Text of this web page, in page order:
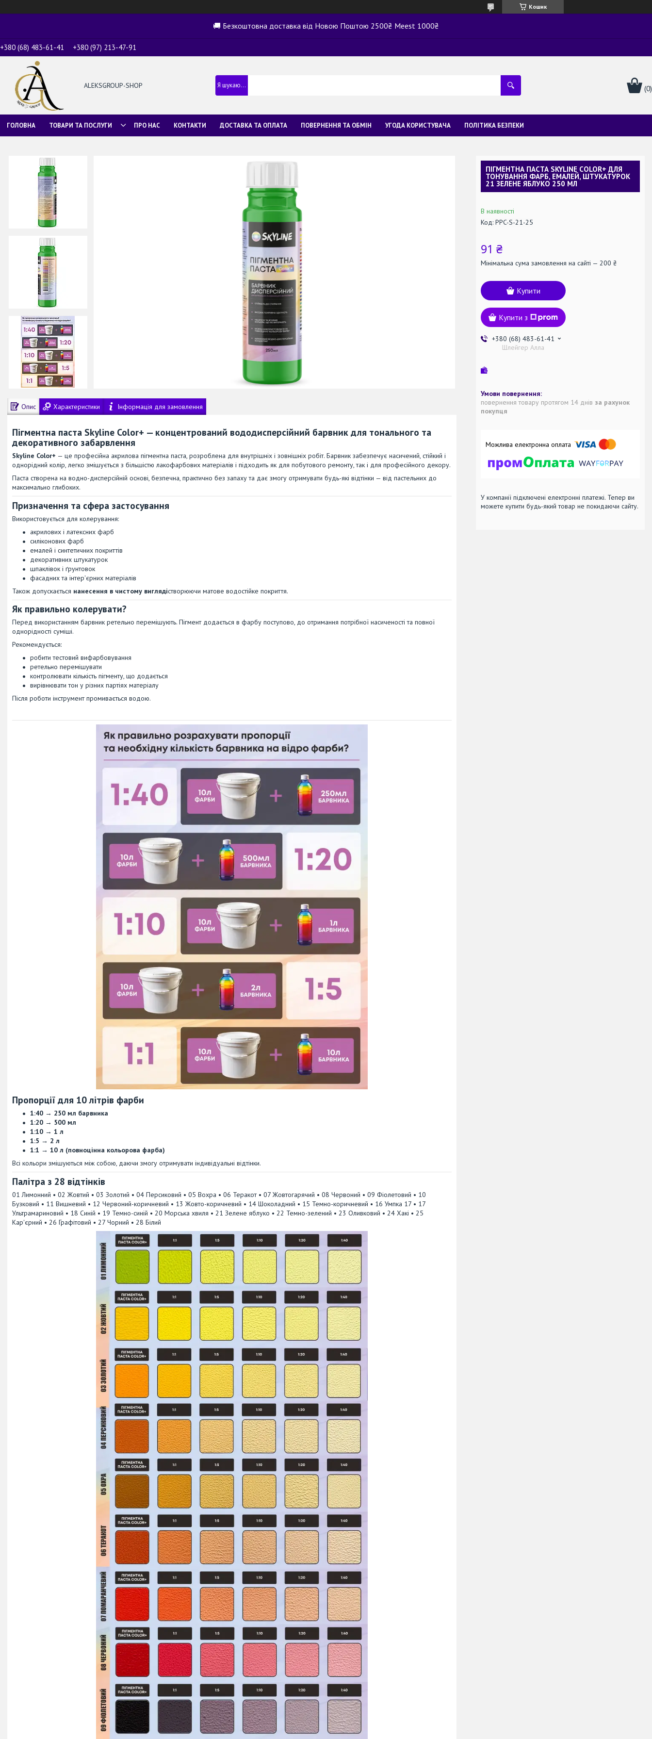
Кошик
🚚 Безкоштовна доставка від Новою Поштою 2500₴ Meest 1000₴
+380 (68) 483-61-41 +380 (97) 213-47-91
ALEKSGROUP-SHOP
ГОЛОВНА ТОВАРИ ТА ПОСЛУГИ ПРО НАС КОНТАКТИ ДОСТАВКА ТА ОПЛАТА ПОВЕРНЕННЯ ТА ОБМІН УГОДА КОРИСТУВАЧА ПОЛІТИКА БЕЗПЕКИ
Опис Характеристики Інформація для замовлення
Пігментна паста Skyline Color+ — концентрований вододисперсійний барвник для тонального та
декоративного забарвлення
Skyline Color+ — це професійна акрилова пігментна паста, розроблена для внутрішніх і зовнішніх робіт. Барвник забезпечує насичений, стійкий і
однорідний колір, легко змішується з більшістю лакофарбових матеріалів і підходить як для побутового ремонту, так і для професійного декору.
Паста створена на водно-дисперсійній основі, безпечна, практично без запаху та дає змогу отримувати будь-які відтінки — від пастельних до
максимально глибоких.
Призначення та сфера застосування
Використовується для колерування:
акрилових і латексних фарб
силіконових фарб
емалей і синтетичних покриттів
декоративних штукатурок
шпаклівок і ґрунтовок
фасадних та інтер'єрних матеріалів
Також допускається нанесення в чистому виглядістворюючи матове водостійке покриття.
Як правильно колерувати?
Перед використанням барвник ретельно перемішують. Пігмент додається в фарбу поступово, до отримання потрібної насиченості та повної
однорідності суміші.
Рекомендується:
робити тестовий вифарбовування
ретельно перемішувати
контролювати кількість пігменту, що додається
вирівнювати тон у різних партіях матеріалу
Після роботи інструмент промивається водою.
Пропорції для 10 літрів фарби
1:40 → 250 мл барвника
1:20 → 500 мл
1:10 → 1 л
1:5 → 2 л
1:1 → 10 л (повноцінна кольорова фарба)
Всі кольори змішуються між собою, даючи змогу отримувати індивідуальні відтінки.
Палітра з 28 відтінків
01 Лимонний • 02 Жовтий • 03 Золотий • 04 Персиковий • 05 Вохра • 06 Теракот • 07 Жовтогарячий • 08 Червоний • 09 Фіолетовий • 10
Бузковий • 11 Вишневий • 12 Червоний-коричневий • 13 Жовто-коричневий • 14 Шоколадний • 15 Темно-коричневий • 16 Умпка 17 • 17
Ультрамариновий • 18 Синій • 19 Темно-синій • 20 Морська хвиля • 21 Зелене яблуко • 22 Темно-зелений • 23 Оливковий • 24 Хакі • 25
Кар'єрний • 26 Графітовий • 27 Чорний • 28 Білий
ПІГМЕНТНА ПАСТА SKYLINE COLOR+ ДЛЯ
ТОНУВАННЯ ФАРБ, ЕМАЛЕЙ, ШТУКАТУРОК
21 ЗЕЛЕНЕ ЯБЛУКО 250 МЛ
В наявності
Код: PPC-S-21-25
91 ₴
Мінімальна сума замовлення на сайті — 200 ₴
Купити
Купити з
+380 (68) 483-61-41
Шлейгер Алла
повернення товару протягом 14 днів за рахунок
покупця
У компанії підключені електронні платежі. Тепер ви
можете купити будь-який товар не покидаючи сайту.